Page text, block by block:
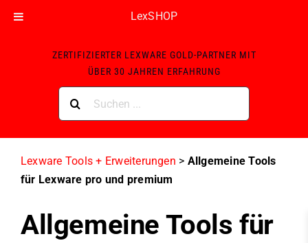
LexSHOP
ZERTIFIZIERTER LEXWARE GOLD-PARTNER MIT
ÜBER 30 JAHREN ERFAHRUNG
nach:
Lexware Tools + Erweiterungen > Allgemeine Tools
für Lexware pro und premium
Allgemeine Tools für